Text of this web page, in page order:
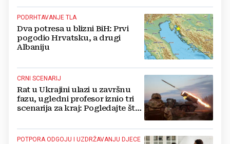
PODRHTAVANJE TLA
Dva potresa u blizni BiH: Prvi
pogodio Hrvatsku, a drugi
Albaniju
CRNI SCENARIJ
Rat u Ukrajini ulazi u završnu
fazu, ugledni profesor iznio tri
scenarija za kraj: Pogledajte što
POTPORA ODGOJU I UZDRŽAVANJU DJECE